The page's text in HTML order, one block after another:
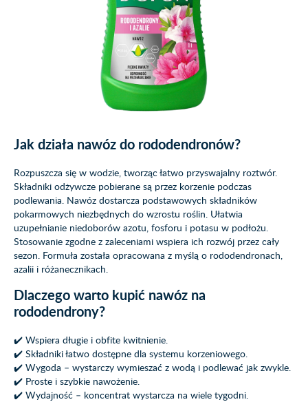
Jak działa nawóz do rododendronów?
Rozpuszcza się w wodzie, tworząc łatwo przyswajalny roztwór.
Składniki odżywcze pobierane są przez korzenie podczas
podlewania. Nawóz dostarcza podstawowych składników
pokarmowych niezbędnych do wzrostu roślin. Ułatwia
uzupełnianie niedoborów azotu, fosforu i potasu w podłożu.
Stosowanie zgodne z zaleceniami wspiera ich rozwój przez cały
sezon. Formuła została opracowana z myślą o rododendronach,
azalii i różanecznikach.
Dlaczego warto kupić nawóz na
rododendrony?
✔️ Wspiera długie i obfite kwitnienie.
✔️ Składniki łatwo dostępne dla systemu korzeniowego.
✔️ Wygoda – wystarczy wymieszać z wodą i podlewać jak zwykle.
✔️ Proste i szybkie nawożenie.
✔️ Wydajność – koncentrat wystarcza na wiele tygodni.